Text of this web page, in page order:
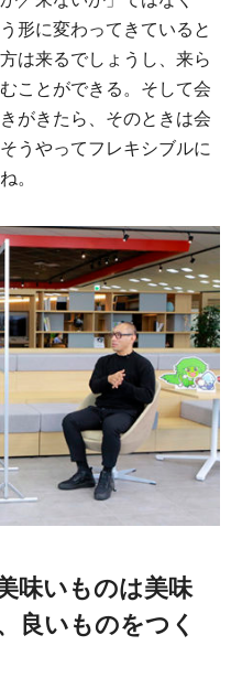
形に変わってきていると
は来るでしょうし、来ら
ことができる。そして会
がきたら、そのときは会
うやってフレキシブルに
。
味いものは美味
良いものをつく